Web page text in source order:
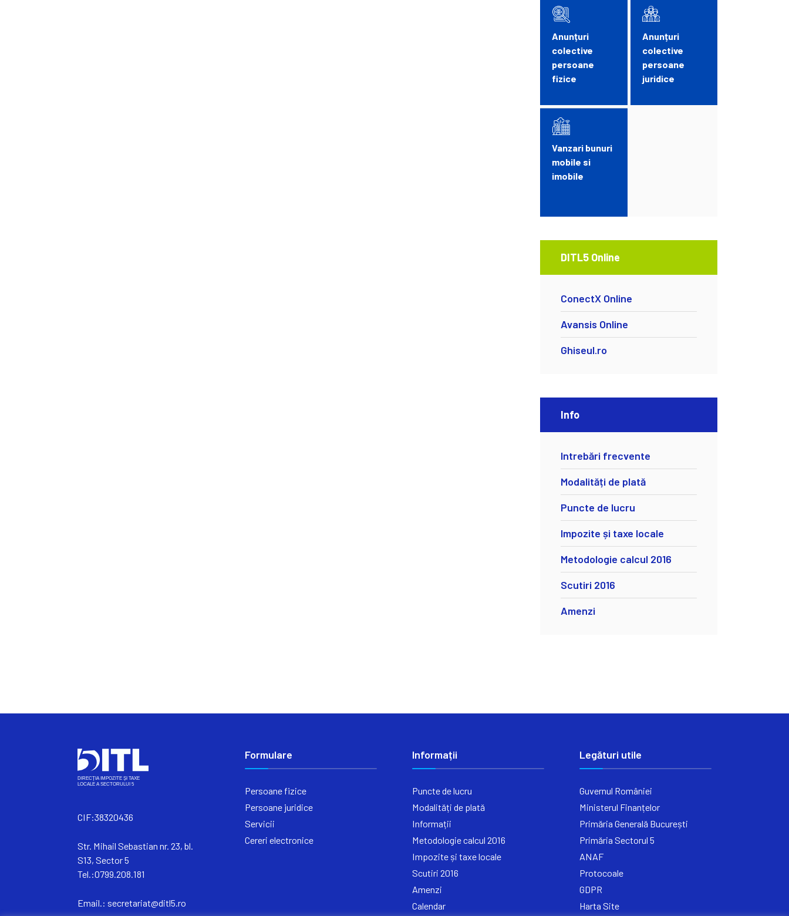
Anunțuri
colective
persoane
fizice
Vanzari bunuri
mobile si
imobile
Anunțuri
colective
persoane
juridice
DITL5 Online
ConectX Online
Avansis Online
Ghiseul.ro
Info
Intrebări frecvente
Modalități de plată
Puncte de lucru
Impozite și taxe locale
Metodologie calcul 2016
Scutiri 2016
Amenzi
CIF:38320436
Str. Mihail Sebastian nr. 23, bl.
S13, Sector 5
Tel.:0799.208.181
Email.: secretariat@ditl5.ro
Formulare
Persoane fizice
Persoane juridice
Servicii
Cereri electronice
Informații
Puncte de lucru
Modalități de plată
Informații
Metodologie calcul 2016
Impozite și taxe locale
Scutiri 2016
Amenzi
Calendar
Legături utile
Guvernul României
Ministerul Finanțelor
Primăria Generală București
Primăria Sectorul 5
ANAF
Protocoale
GDPR
Harta Site